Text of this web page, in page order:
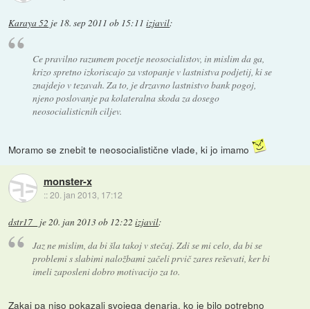
Karaya 52 je 18. sep 2011 ob 15:11 izjavil:
Ce pravilno razumem pocetje neosocialistov, in mislim da ga,
krizo spretno izkoriscajo za vstopanje v lastnistva podjetij, ki se
znajdejo v tezavah. Za to, je drzavno lastnistvo bank pogoj,
njeno poslovanje pa kolateralna skoda za dosego
neosocialisticnih ciljev.
Moramo se znebit te neosocialistične vlade, ki jo imamo
monster-x
::20. jan 2013, 17:12
dstr17_ je20. jan 2013 ob 12:22 izjavil:
Jaz ne mislim, da bi šla takoj v stečaj. Zdi se mi celo, da bi se
problemi s slabimi naložbami začeli prvič zares reševati, ker bi
imeli zaposleni dobro motivacijo za to.
Zakaj pa niso pokazali svojega denarja, ko je bilo potrebno